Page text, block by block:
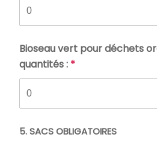
Bioseau vert pour déchets
quantités : *
5. SACS OBLIGATOIRES